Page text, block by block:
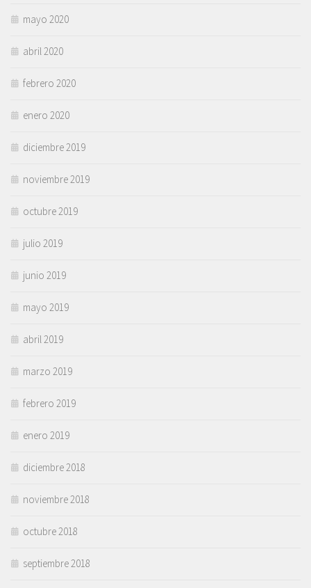
mayo 2020
abril 2020
febrero 2020
enero 2020
diciembre 2019
noviembre 2019
octubre 2019
julio 2019
junio 2019
mayo 2019
abril 2019
marzo 2019
febrero 2019
enero 2019
diciembre 2018
noviembre 2018
octubre 2018
septiembre 2018